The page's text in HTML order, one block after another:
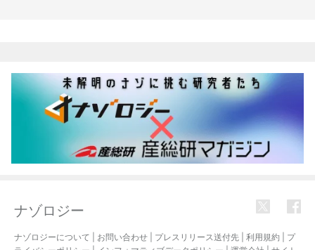
ナゾロジー
ナゾロジーについて お問い合わせ プレスリリース送付先 利用規約
プ